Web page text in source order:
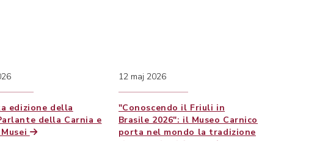
edizione della
della Carnia e
12 maj 2026
"Conoscendo il Friuli in
Brasile 2026": il Museo Carnico
porta nel mondo la tradizione